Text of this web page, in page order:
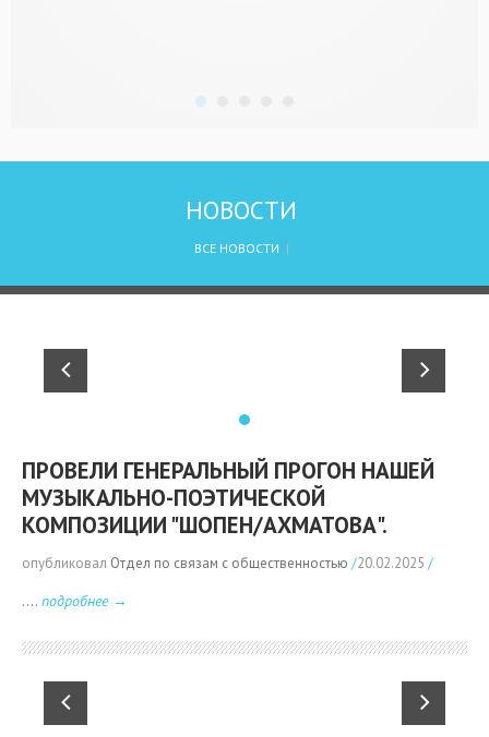
НОВОСТИ
ВСЕ НОВОСТИ |
ПРОВЕЛИ ГЕНЕРАЛЬНЫЙ ПРОГОН НАШЕЙ
МУЗЫКАЛЬНО-ПОЭТИЧЕСКОЙ
КОМПОЗИЦИИ "ШОПЕН/АХМАТОВА".
опубликовал Отдел по связам с общественностью /20.02.2025 /
.... подробнее →